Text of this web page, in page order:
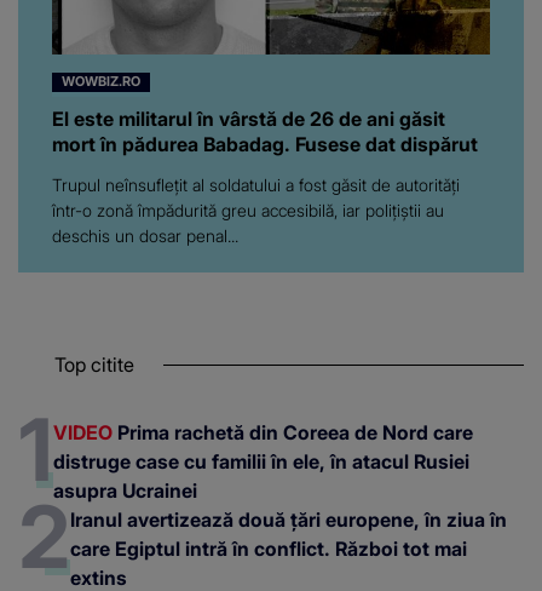
WOWBIZ.RO
El este militarul în vârstă de 26 de ani găsit
mort în pădurea Babadag. Fusese dat dispărut
Trupul neînsuflețit al soldatului a fost găsit de autorități
într-o zonă împădurită greu accesibilă, iar polițiștii au
deschis un dosar penal...
Top citite
VIDEO Prima rachetă din Coreea de Nord care
distruge case cu familii în ele, în atacul Rusiei
asupra Ucrainei
Iranul avertizează două țări europene, în ziua în
care Egiptul intră în conflict. Război tot mai
extins